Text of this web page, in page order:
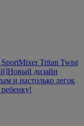
Tritan Twist
Новый дизайн
и настолько легок